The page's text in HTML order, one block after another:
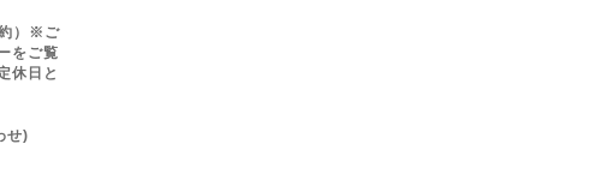
）※ご
をご覧
休日と
せ)